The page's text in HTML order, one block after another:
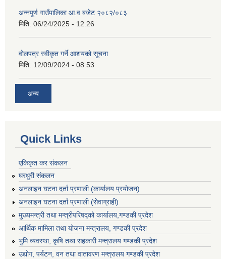
अन्नपूर्ण गाउँपालिका आ.व बजेट २०८२/०८३
मिति: 06/24/2025 - 12:26
वोलपत्र स्वीकृत गर्ने आशयको सूचना
मिति: 12/09/2024 - 08:53
अन्य
Quick Links
एकिकृत कर संकलन
घरधुरी संकलन
अनलाइन घटना दर्ता प्रणाली (कार्यालय प्रयोजन)
अनलाइन घटना दर्ता प्रणाली (सेवाग्राही)
मुख्यमन्त्री तथा मन्त्रीपरिषद्को कार्यालय,गण्डकी प्रदेश
आर्थिक मामिला तथा योजना मन्त्रालय, गण्डकी प्रदेश
भुमि व्यवस्था, कृषि तथा सहकारी मन्त्रालय गण्डकी प्रदेश
उद्योग, पर्यटन, वन तथा वातावरण मन्त्रालय गण्डकी प्रदेश